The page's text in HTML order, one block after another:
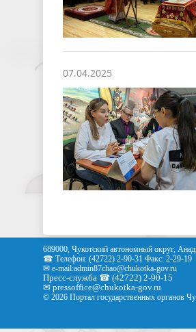
07.04.2025
689000, Чукотский автономный округ,
☎ Телефон: (42722) 2-90-31 Факс: 2-29-19
✉ e-mail:admin87chao@chukotka-gov.ru
Пресс-служба ☎ (42722) 2-90-15
✉ pressoffice@chukotka-gov.ru
© 2026 Портал государственных органов